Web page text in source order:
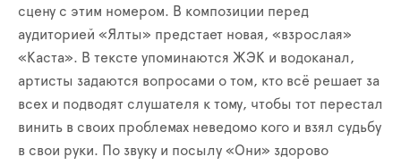
сцену с этим номером. В композиции перед
аудиторией «Ялты» предстает новая, «взрослая»
«Каста». В тексте упоминаются ЖЭК и водоканал,
артисты задаются вопросами о том, кто всё решает за
всех и подводят слушателя к тому, чтобы тот перестал
винить в своих проблемах неведомо кого и взял судьбу
в свои руки. По звуку и посылу «Они» здорово